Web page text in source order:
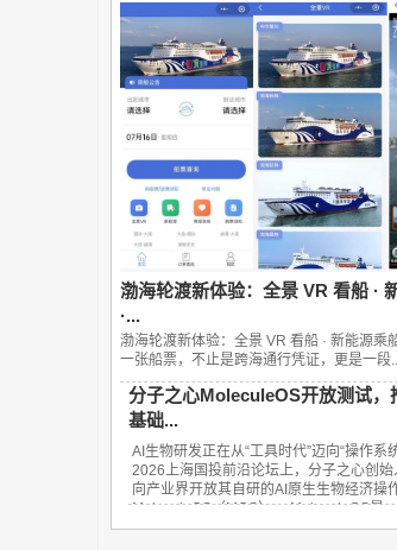
渤海轮渡新体验：全景 VR 看船 ·
·...
渤海轮渡新体验：全景 VR 看船 · 新能源乘
一张船票，不止是跨海通行凭证，更是一段...
分子之心MoleculeOS开放测试，
基础...
AI生物研发正在从“工具时代”迈向“操作系
2026上海国投前沿论坛上，分子之心创
向产业界开放其自研的AI原生生物经济操
MoleculeOS（MOS）。 MoleculeOS是